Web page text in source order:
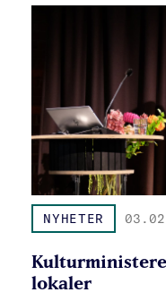
NYHETER
lokaler